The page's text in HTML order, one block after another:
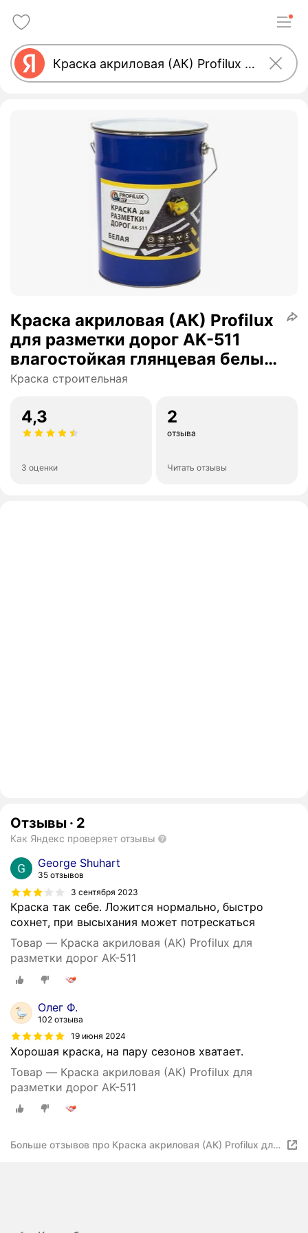
Краска акриловая (АК) Profilux
для разметки дорог AK-511
влагостойкая глянцевая белый
11.25 л 5 кг
Краска строительная
4,3
3 оценки
2
отзыва
Читать отзывы
Отзывы · 2
Как Яндекс проверяет отзывы
George Shuhart
35 отзывов
3 сентября 2023
Краска так себе. Ложится нормально, быстро
сохнет, при высыхания может потрескаться
Товар — Краска акриловая (АК) Profilux для
разметки дорог AK-511
Олег Ф.
102 отзыва
19 июня 2024
Хорошая краска, на пару сезонов хватает.
Товар — Краска акриловая (АК) Profilux для
разметки дорог AK-511
Больше отзывов про Краска акриловая (АК) Profilux для